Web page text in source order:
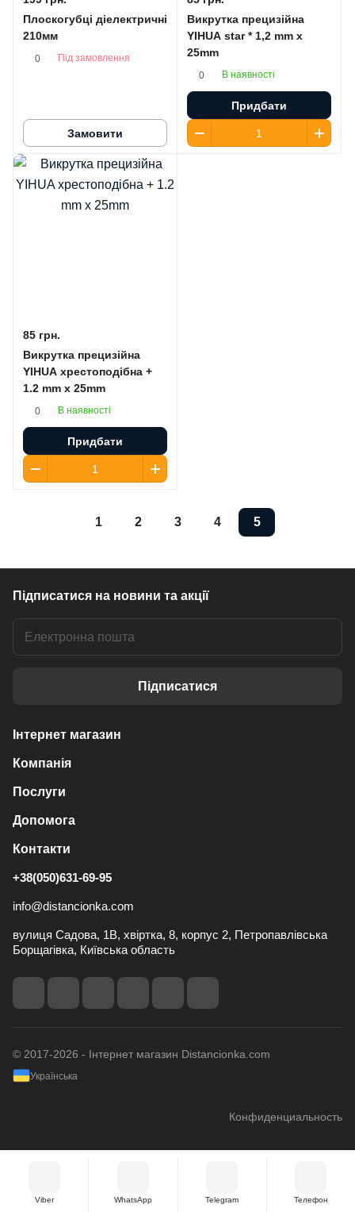
Плоскогубці діелектричні
210мм
0 Під замовлення
Замовити
Викрутка прецизійна
YIHUA star * 1,2 mm x
25mm
0 В наявності
Придбати
85 грн.
Викрутка прецизійна
YIHUA хрестоподібна +
1.2 mm x 25mm
0 В наявності
Придбати
1 2 3 4 5
Підписатися на новини та акції
Підписатися
Інтернет магазин
Компанія
Послуги
Допомога
Контакти
+38(050)631-69-95
info@distancionka.com
вулиця Садова, 1В, хвіртка, 8, корпус 2, Петропавлівська
Борщагівка, Київська область
© 2017-2026 - Інтернет магазин Distancionka.com
Українська
Конфиденциальность
Viber WhatsApp Telegram Телефон